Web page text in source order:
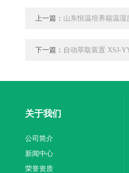
上一篇： 山东恒温培养箱温湿
下一篇： 自动萃取装置 XSJ-
关于我们
公司简介
新闻中心
荣誉资质